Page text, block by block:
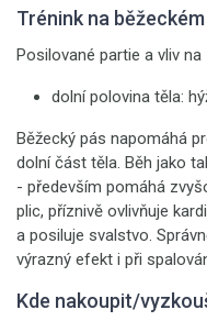
Trénink na
Posilované partie a vliv na
dolní polovina těla:
Běžecký pás napomáhá
dolní část těla. Běh jako
- především pomáhá
plic, příznivě ovlivňuje
a posiluje svalstvo.
výrazný efekt i při
Kde nakoupit/